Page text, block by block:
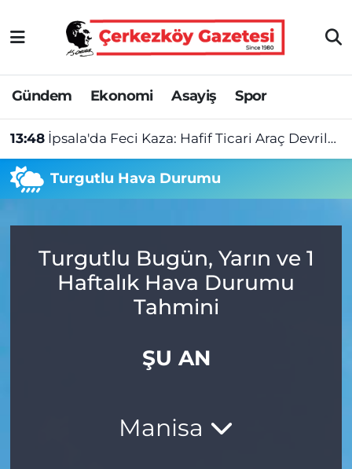
Gündem Ekonomi Asayiş Spor
13:48 İpsala'da Feci Kaza: Hafif Ticari Araç Devrildi, 1 Ölü 1 Yaralı
Turgutlu Hava Durumu
Turgutlu Bugün, Yarın ve 1
Haftalık Hava Durumu
Tahmini
ŞU AN
Manisa
Asayiş
Ekonomi
Gündem
Haber
Manşet
Tekirdağ Nöbetçi Eczaneler
Tekirdağ Hava Durumu
Tekirdağ Namaz Vakitleri
Tekirdağ Trafik Yoğunluk Haritası
Tüm Manşetler
Son Dakika Haberleri